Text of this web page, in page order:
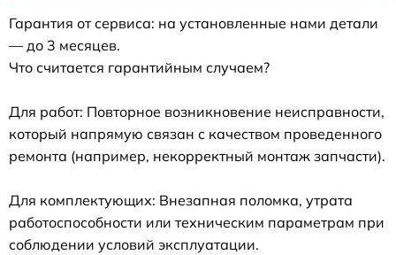
Гарантия от сервиса: на установленные нами детали
— до 3 месяцев.
Что считается гарантийным случаем?
Для работ: Повторное возникновение неисправности,
который напрямую связан с качеством проведенного
ремонта (например, некорректный монтаж запчасти).
Для комплектующих: Внезапная поломка, утрата
работоспособности или техническим параметрам при
соблюдении условий эксплуатации.